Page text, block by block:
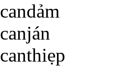
candảm
canján
canthiẹp